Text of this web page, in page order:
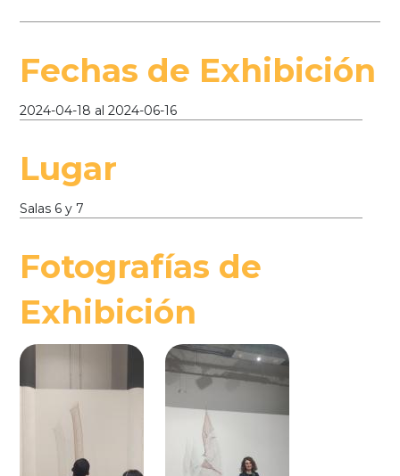
Fechas de Exhibición
2024-04-18 al 2024-06-16
Lugar
Salas 6 y 7
Fotografías de
Exhibición